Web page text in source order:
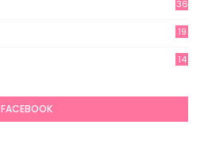
36
19
14
FACEBOOK